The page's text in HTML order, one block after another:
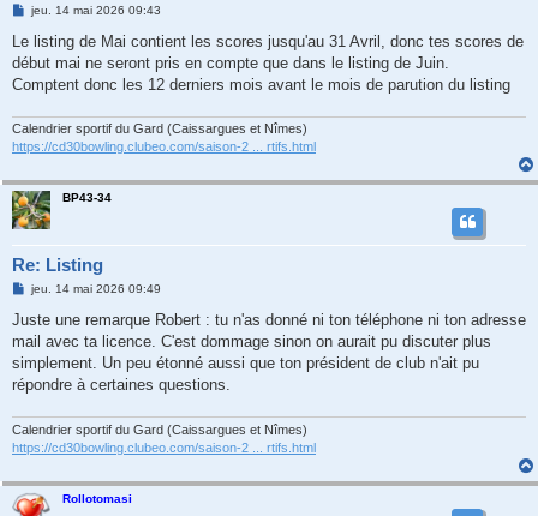
M
s
a
g
jeu. 14 mai 2026 09:43
Le listing de Mai contient les scores jusqu'au 31 Avril, donc tes scores de
début mai ne seront pris en compte que dans le listing de Juin.
Comptent donc les 12 derniers mois avant le mois de parution du listing
Calendrier sportif du Gard (Caissargues et Nîmes)
https://cd30bowling.clubeo.com/saison-2 ... rtifs.html
BP43-34
Re: Listing
M
s
a
g
jeu. 14 mai 2026 09:49
Juste une remarque Robert : tu n'as donné ni ton téléphone ni ton adresse
mail avec ta licence. C'est dommage sinon on aurait pu discuter plus
simplement. Un peu étonné aussi que ton président de club n'ait pu
répondre à certaines questions.
Calendrier sportif du Gard (Caissargues et Nîmes)
https://cd30bowling.clubeo.com/saison-2 ... rtifs.html
Rollotomasi